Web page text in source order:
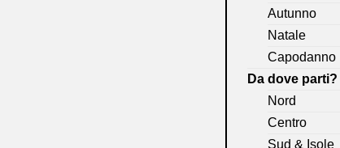
Autunno
Natale
Capodanno
Da dove parti?
Nord
Centro
Sud & Isole